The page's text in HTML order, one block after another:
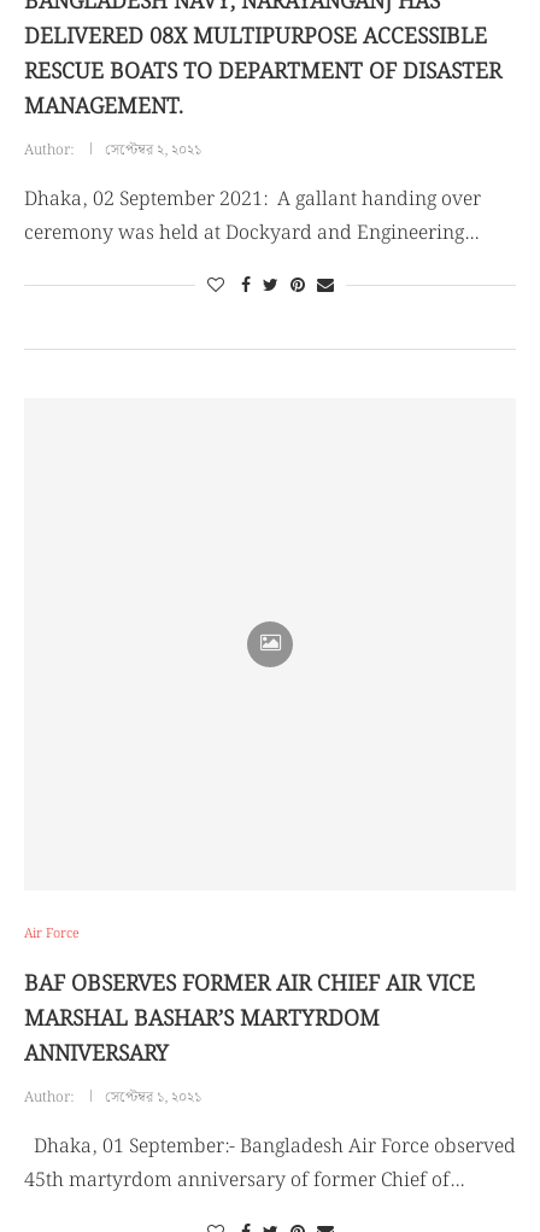
DELIVERED 08X MULTIPURPOSE ACCESSIBLE
RESCUE BOATS TO DEPARTMENT OF DISASTER
MANAGEMENT.
Author: সেপ্টেম্বর ২, ২০২১
Dhaka, 02 September 2021: A gallant handing over
ceremony was held at Dockyard and Engineering…
Air Force
BAF OBSERVES FORMER AIR CHIEF AIR VICE
MARSHAL BASHAR’S MARTYRDOM
ANNIVERSARY
Author: সেপ্টেম্বর ১, ২০২১
Dhaka, 01 September:- Bangladesh Air Force observed
45th martyrdom anniversary of former Chief of…